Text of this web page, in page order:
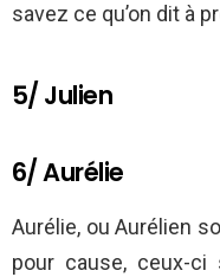
savez ce qu’on dit à
5/ Julien
6/ Aurélie
Aurélie, ou Aurélien
pour cause, ceux-ci